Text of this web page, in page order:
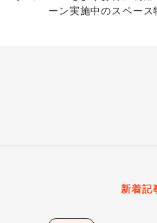
ーン実施中のスペース
新着記